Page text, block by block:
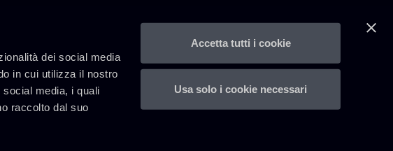
dei social media
in cui utilizza il nostro
media, i quali
raccolto dal suo
Accetta tutti i cookie
Usa solo i cookie necessari